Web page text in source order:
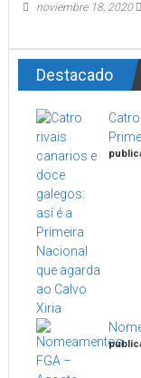
noviembre 18, 2020
Destacado